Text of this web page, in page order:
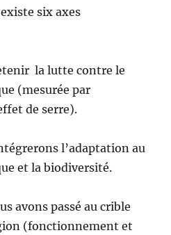
six axes
la lutte contre le
(mesurée par
de serre).
l’adaptation au
et la biodiversité.
avons passé au crible
(fonctionnement et